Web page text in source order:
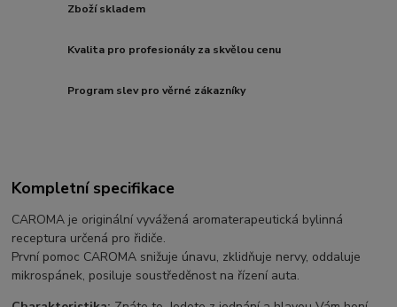
Zboží skladem
Kvalita pro profesionály za skvělou cenu
Program slev pro věrné zákazníky
Kompletní specifikace
CAROMA je originální vyvážená aromaterapeutická bylinná
receptura určená pro řidiče.
První pomoc CAROMA snižuje únavu, zklidňuje nervy, oddaluje
mikrospánek, posiluje soustředěnost na řízení auta.